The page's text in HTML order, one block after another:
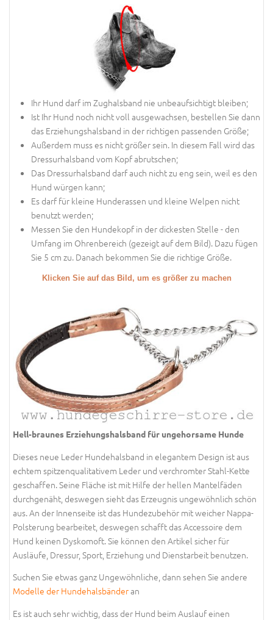
Ihr Hund darf im Zughalsband nie unbeaufsichtigt bleiben;
Ist Ihr Hund noch nicht voll ausgewachsen, bestellen Sie dann
das Erziehungshalsband in der richtigen passenden Größe;
Außerdem muss es nicht größer sein. In diesem Fall wird das
Dressurhalsband vom Kopf abrutschen;
Das Dressurhalsband darf auch nicht zu eng sein, weil es den
Hund würgen kann;
Es darf für kleine Hunderassen und kleine Welpen nicht
benutzt werden;
Messen Sie den Hundekopf in der dickesten Stelle - den
Umfang im Ohrenbereich (gezeigt auf dem Bild). Dazu fügen
Sie 5 cm zu. Danach bekommen Sie die richtige Größe.
Klicken Sie auf das Bild, um es größer zu machen
Hell-braunes Erziehungshalsband für ungehorsame Hunde
Dieses neue Leder Hundehalsband in elegantem Design ist aus
echtem spitzenqualitativem Leder und verchromter Stahl-Kette
geschaffen. Seine Fläche ist mit Hilfe der hellen Mantelfäden
durchgenäht, deswegen sieht das Erzeugnis ungewöhnlich schön
aus. An der Innenseite ist das Hundezubehör mit weicher Nappa-
Polsterung bearbeitet, deswegen schafft das Accessoire dem
Hund keinen Dyskomoft. Sie können den Artikel sicher für
Ausläufe, Dressur, Sport, Erziehung und Dienstarbeit benutzen.
Suchen Sie etwas ganz Ungewöhnliche, dann sehen Sie andere
Modelle der Hundehalsbänderan
Es ist auch sehr wichtig, dass der Hund beim Auslauf einen